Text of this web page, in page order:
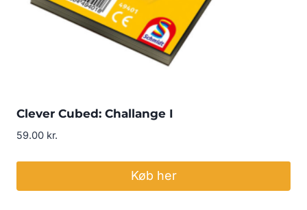
Clever Cubed: Challange I
59.00 kr.
Køb her